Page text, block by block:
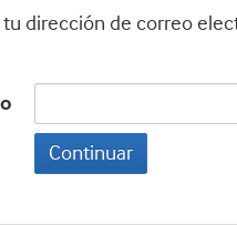
dirección de correo
Continuar